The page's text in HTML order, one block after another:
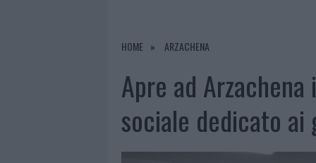
6 AGOSTO 2026
NOTRE-DAME DE PARIS
HOME ARZACHENA
Apre ad
sociale dedicato ai